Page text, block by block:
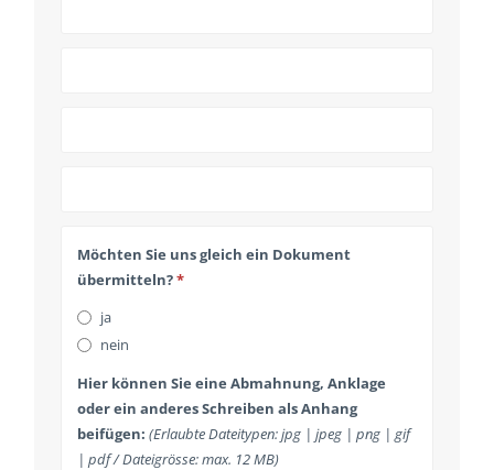
Möchten Sie uns gleich ein Dokument
übermitteln?*
ja
nein
Hier können Sie eine Abmahnung, Anklage
oder ein anderes Schreiben als Anhang
beifügen: (Erlaubte Dateitypen: jpg | jpeg | png | gif
| pdf / Dateigrösse: max. 12 MB)